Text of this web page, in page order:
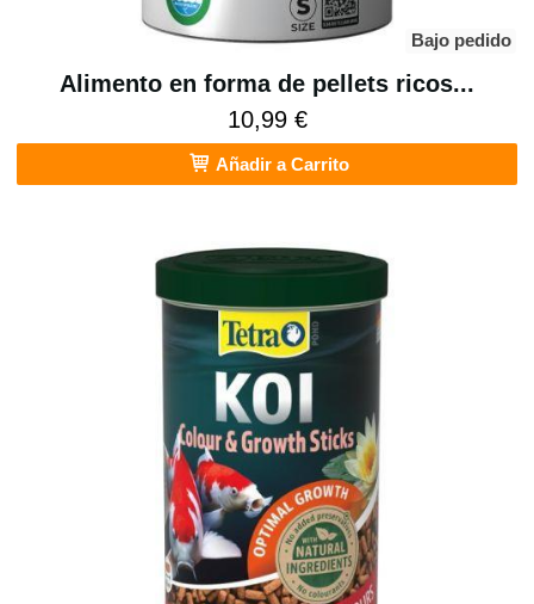
Bajo pedido
Alimento en forma de pellets ricos...
10,99 €
Añadir a Carrito